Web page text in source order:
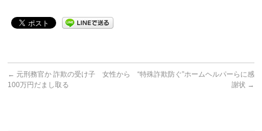
← 元刑務官か 詐欺の受け子 女性から
100万円だまし取る
“特殊詐欺防ぐ”ホームヘルパーらに感
謝状 →